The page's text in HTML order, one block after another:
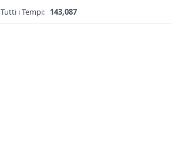
Tutti i Tempi: 143,087